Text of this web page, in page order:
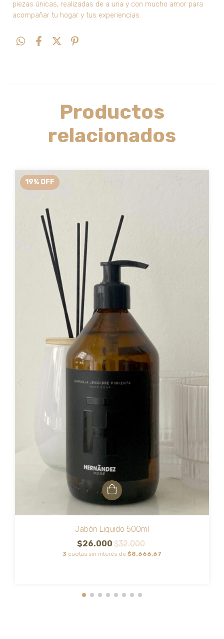
piezas únicas, realizadas de a una y con mucho amor para
acompañar tu hogar y tus experiencias.
Productos
relacionados
19% OFF
Jabón Liquido 500ml
$26.000$32.000
3 cuotas sin interés de $8.666,67